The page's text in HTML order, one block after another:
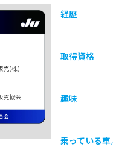
売(株)
売協会
経歴
取得資格
趣味
乗っている